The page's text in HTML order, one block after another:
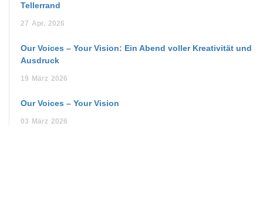
Tellerrand
27 Apr. 2026
Our Voices – Your Vision: Ein Abend voller Kreativität und
Ausdruck
19 März 2026
Our Voices – Your Vision
03 März 2026